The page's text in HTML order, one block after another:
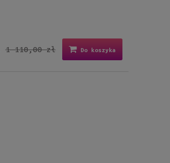
1 110,00 zł Do koszyka